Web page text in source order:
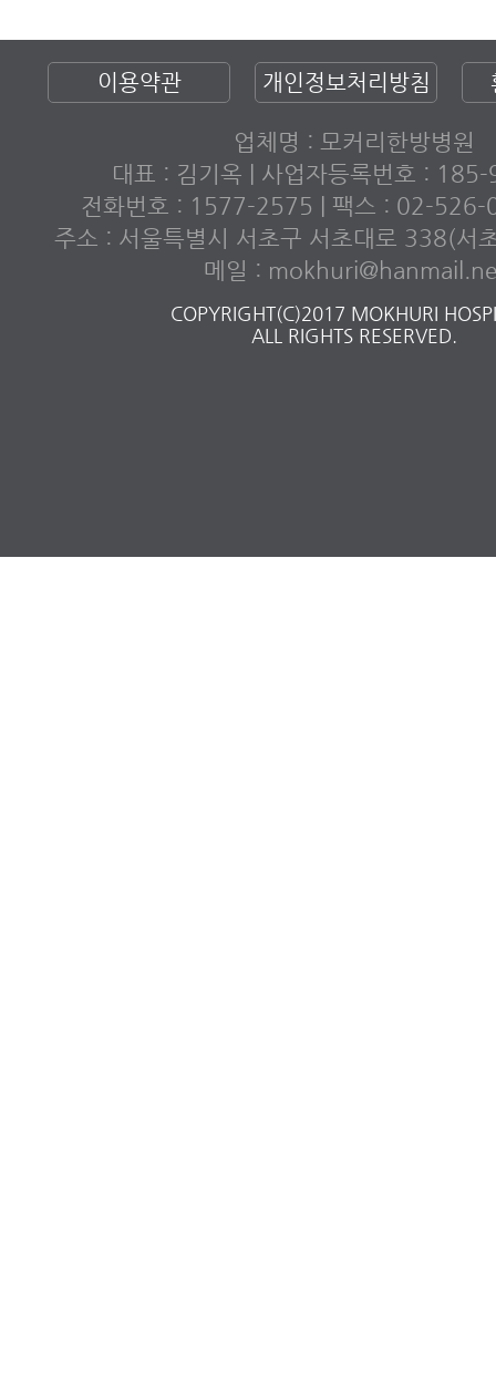
이용약관 개인정보처리방침
업체명 : 모커리한방병원
대표 : 김기옥 | 사업자등록번호 :
전화번호 : 1577-2575 | 팩스 : 02-526-
주소 : 서울특별시 서초구 서초대로 338(서
메일 :
COPYRIGHT(C)2017 MOKHURI
ALL RIGHTS RESERVED.